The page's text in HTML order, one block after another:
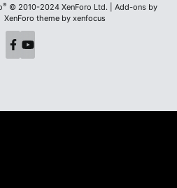
® © 2010-2024 XenForo Ltd.
Add-ons by
XenForo theme by xenfocus